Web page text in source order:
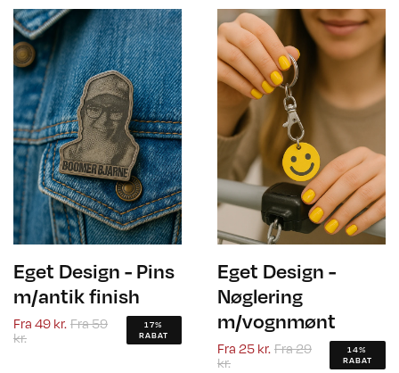
Eget Design - Pins
m/antik finish
Fra 49 kr. Fra59
kr.
17%
RABAT
Eget Design -
Nøglering
m/vognmønt
Fra 25 kr. Fra29
kr.
14%
RABAT